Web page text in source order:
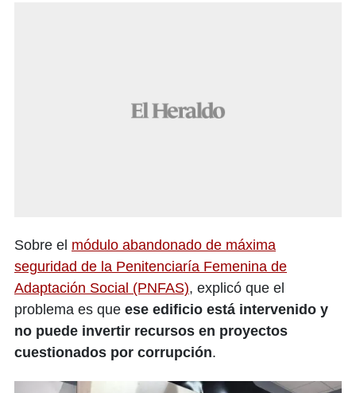
Sobre el módulo abandonado de máxima
seguridad de la Penitenciaría Femenina de
Adaptación Social (PNFAS), explicó que el
problema es que ese edificio está intervenido y
no puede invertir recursos en proyectos
cuestionados por corrupción.